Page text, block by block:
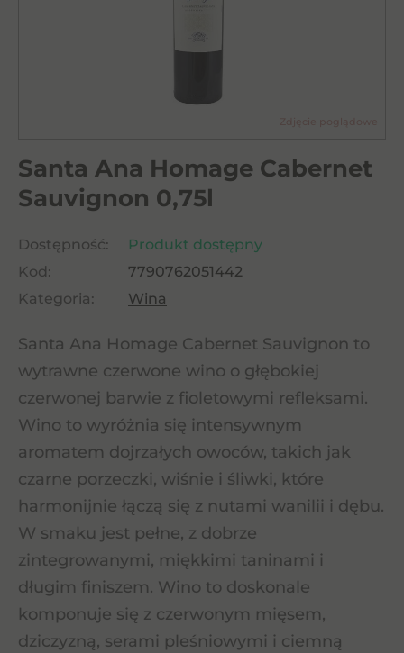
Santa Ana Homage Cabernet
Sauvignon 0,75l
Dostępność:
Produkt dostępny
Kod:
7790762051442
Kategoria:
Wina
Santa Ana Homage Cabernet Sauvignon to
wytrawne czerwone wino o głębokiej
czerwonej barwie z fioletowymi refleksami.
Wino to wyróżnia się intensywnym
aromatem dojrzałych owoców, takich jak
czarne porzeczki, wiśnie i śliwki, które
harmonijnie łączą się z nutami wanilii i dębu.
W smaku jest pełne, z dobrze
zintegrowanymi, miękkimi taninami i
długim finiszem. Wino to doskonale
komponuje się z czerwonym mięsem,
dziczyzną, serami pleśniowymi i ciemną